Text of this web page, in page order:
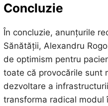
Concluzie
În concluzie, anunțurile
Sănătății, Alexandru
de optimism pentru
toate că provocările sunt
dezvoltare a
transforma radical modul